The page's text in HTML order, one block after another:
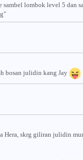
sambel lombok level 5 dan
bosan julidin kang Jay
Hera, skrg giliran julidin